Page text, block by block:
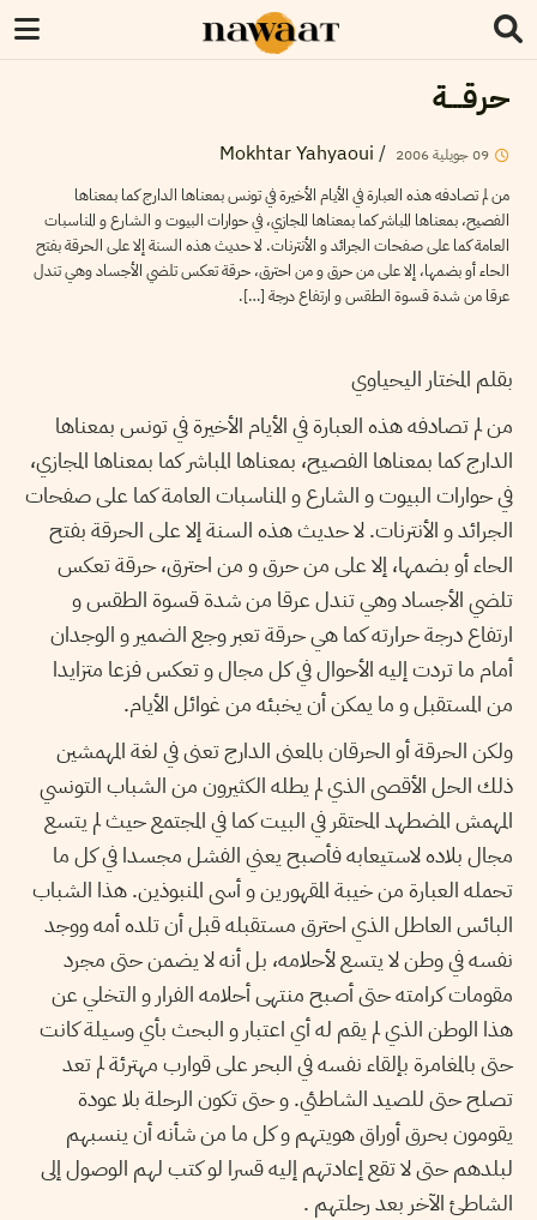
حرقـــة
09جويلية2006
/
Mokhtar Yahyaoui
من لم تصادفه هذه العبارة في الأيام الأخيرة في تونس بمعناها الدارج كما بمعناها
الفصيح، بمعناها المباشر كما بمعناها المجازي، في حوارات البيوت و الشارع و المناسبات
العامة كما على صفحات الجرائد و الأنترنات. لا حديث هذه السنة إلا على الحرقة بفتح
الحاء أو بضمها، إلا على من حرق و من احترق، حرقة تعكس تلضي الأجساد وهي تندل
عرقا من شدة قسوة الطقس و ارتفاع درجة […].
بقلم المختار اليحياوي
من لم تصادفه هذه العبارة في الأيام الأخيرة في تونس بمعناها
الدارج كما بمعناها الفصيح، بمعناها المباشر كما بمعناها المجازي،
في حوارات البيوت و الشارع و المناسبات العامة كما على صفحات
الجرائد و الأنترنات. لا حديث هذه السنة إلا على الحرقة بفتح
الحاء أو بضمها، إلا على من حرق و من احترق، حرقة تعكس
تلضي الأجساد وهي تندل عرقا من شدة قسوة الطقس و
ارتفاع درجة حرارته كما هي حرقة تعبر وجع الضمير و الوجدان
أمام ما تردت إليه الأحوال في كل مجال و تعكس فزعا متزايدا
من المستقبل و ما يمكن أن يخبئه من غوائل الأيام.
ولكن الحرقة أو الحرقان بالمعنى الدارج تعنى في لغة المهمشين
ذلك الحل الأقصى الذي لم يطله الكثيرون من الشباب التونسي
المهمش المضطهد المحتقر في البيت كما في المجتمع حيث لم يتسع
مجال بلاده لاستيعابه فأصبح يعني الفشل مجسدا في كل ما
تحمله العبارة من خيبة المقهورين و أسى المنبوذين. هذا الشباب
البائس العاطل الذي احترق مستقبله قبل أن تلده أمه ووجد
نفسه في وطن لا يتسع لأحلامه، بل أنه لا يضمن حتى مجرد
مقومات كرامته حتى أصبح منتهى أحلامه الفرار و التخلي عن
هذا الوطن الذي لم يقم له أي اعتبار و البحث بأي وسيلة كانت
حتى بالمغامرة بإلقاء نفسه في البحر على قوارب مهترئة لم تعد
تصلح حتى للصيد الشاطئي. و حتى تكون الرحلة بلا عودة
يقومون بحرق أوراق هويتهم و كل ما من شأنه أن ينسبهم
لبلدهم حتى لا تقع إعادتهم إليه قسرا لو كتب لهم الوصول إلى
الشاطئ الآخر بعد رحلتهم .